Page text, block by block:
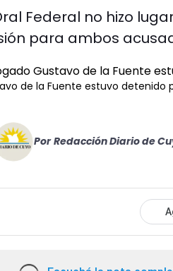
Federal no hizo
para ambos
de la Fuente estuvo detenido
Por Redacción Diario de